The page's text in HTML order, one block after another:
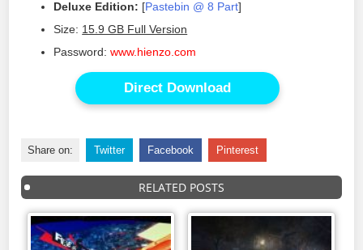
Deluxe Edition: [Pastebin @ 8 Part]
Size: 15.9 GB Full Version
Password:www.hienzo.com
Direct Download
Share on: Twitter Facebook Pinterest
RELATED POSTS